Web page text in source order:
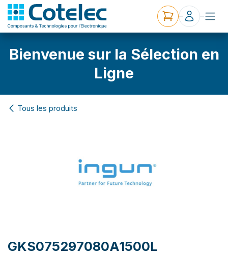
Bienvenue sur la Sélection en
Ligne
Tous les produits
GKS075297080A1500L